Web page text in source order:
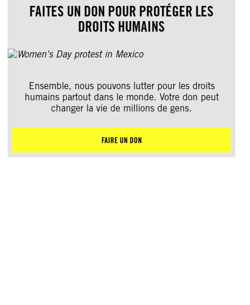
FAITES UN DON POUR PROTÉGER LES
DROITS HUMAINS
Ensemble, nous pouvons lutter pour les droits
humains partout dans le monde. Votre don peut
changer la vie de millions de gens.
FAIRE UN DON